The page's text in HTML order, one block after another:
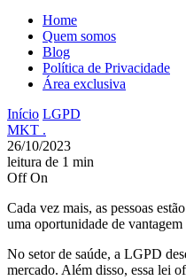
Home
Quem somos
Blog
Política de Privacidade
Área exclusiva
Início LGPD
MKT .
26/10/2023
leitura de 1 min
Off On
Cada vez mais, as pessoas
uma oportunidade de
No setor de saúde, a LGPD
mercado. Além disso, essa lei